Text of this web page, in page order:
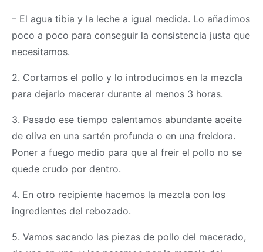
– El agua tibia y la leche a igual medida. Lo añadimos
poco a poco para conseguir la consistencia justa que
necesitamos.
2. Cortamos el pollo y lo introducimos en la mezcla
para dejarlo macerar durante al menos 3 horas.
3. Pasado ese tiempo calentamos abundante aceite
de oliva en una sartén profunda o en una freidora.
Poner a fuego medio para que al freir el pollo no se
quede crudo por dentro.
4. En otro recipiente hacemos la mezcla con los
ingredientes del rebozado.
5. Vamos sacando las piezas de pollo del macerado,